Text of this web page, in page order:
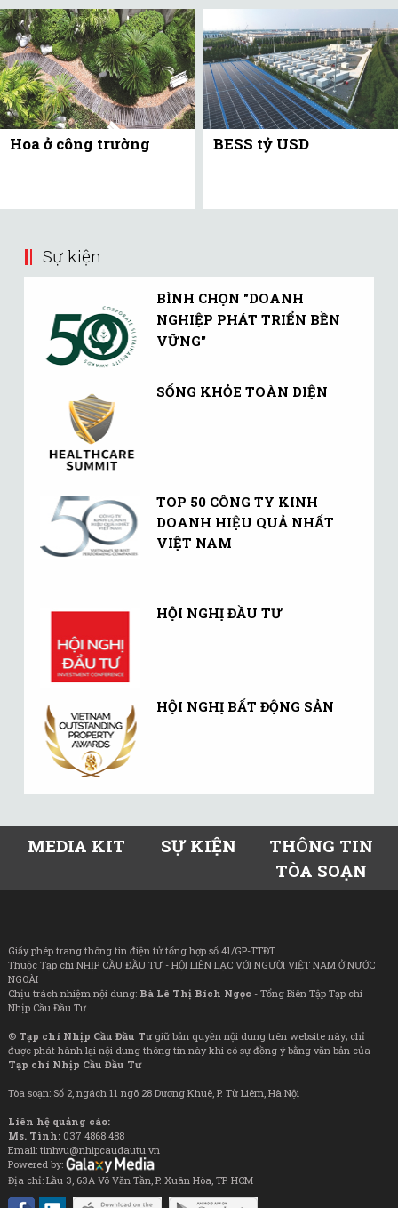
Hoa ở công trường BESS tỷ USD
Sự kiện
BÌNH CHỌN "DOANH
NGHIỆP PHÁT TRIỂN BỀN
VỮNG"
SỐNG KHỎE TOÀN DIỆN
TOP 50 CÔNG TY KINH
DOANH HIỆU QUẢ NHẤT
VIỆT NAM
HỘI NGHỊ ĐẦU TƯ
HỘI NGHỊ BẤT ĐỘNG SẢN
MEDIA KIT SỰ KIỆN
THÔNG TIN
TÒA SOẠN
Giấy phép trang thông tin điện tử tổng hợp số 41/GP-TTĐT
Thuộc Tạp chí NHỊP CẦU ĐẦU TƯ - HỘI LIÊN LẠC VỚI NGƯỜI VIỆT NAM Ở NƯỚC
NGOÀI
Chịu trách nhiệm nội dung: Bà Lê Thị Bích Ngọc - Tổng Biên Tập Tạp chí
Nhịp Cầu Đầu Tư
© Tạp chí Nhịp Cầu Đầu Tưgiữ bản quyền nội dung trên website này; chỉ
được phát hành lại nội dung thông tin này khi có sự đồng ý bằng văn bản của
Tạp chí Nhịp Cầu Đầu Tư
Tòa soạn: Số 2, ngách 11 ngõ 28 Dương Khuê, P. Từ Liêm, Hà Nội
Liên hệ quảng cáo:
Ms. Tình: 037 4868 488
Email: tinhvu@nhipcaudautu.vn
Powered by:
Địa chỉ: Lầu 3, 63A Võ Văn Tần, P. Xuân Hòa, TP. HCM